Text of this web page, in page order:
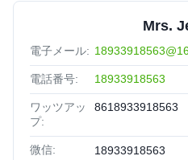
Mrs.
電子メール:
電話番号: 18933918563
ワッツアッ
プ:
8618933918563
微信: 18933918563